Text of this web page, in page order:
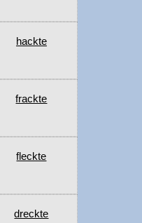
hackte
frackte
fleckte
dreckte